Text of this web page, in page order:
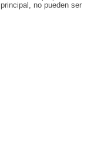
no pueden ser